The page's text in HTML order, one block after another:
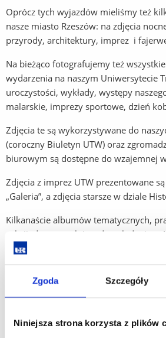
Zgoda Szczegóły
Niniejsza strona korzysta z plików
Oprócz tych wyjazdów mieliśmy też
nasze miasto Rzeszów: na zdjęcia
przyrody, architektury, imprez i
Na bieżąco fotografujemy też
wydarzenia na naszym Uniwersytecie
uroczystości, wykłady, występy
malarskie, imprezy sportowe, dzień
Zdjęcia te są wykorzystywane do
(coroczny Biuletyn UTW) oraz
biurowym są dostępne do wzajemnej
Zdjęcia z imprez UTW prezentowane
„Galeria”, a zdjęcia starsze w dziale
Kilkanaście albumów tematycznych,
sekcji, dostępnych jest do oglądania w
Google PICASA pod adresem:
Zdjęcia o tematyce regionalnej
https://fotoforum.gazeta.pl
Wybrany aktualny zestaw ciekawszych